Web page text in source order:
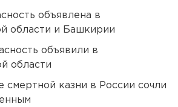
объявлена в
области и Башкирии
объявили в
области
смертной казни в России сочли